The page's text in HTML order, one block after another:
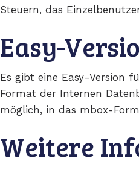
Steuern, das
Easy-
Es gibt eine Easy-Version
Format der Internen
möglich, in das mbox-
Weitere